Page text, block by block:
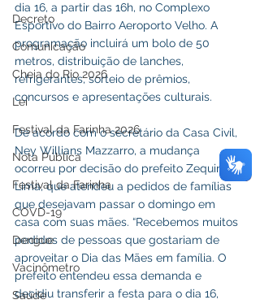
Decreto
Comunicação
Cheia do Rio 2026
Lei
Festival da Farinha 2026
Nota Pública
Festival da Farinha
COVD-19
Dengue
Vacinômetro
Saúde
dia 16, a partir das 16h, no Complexo
Esportivo do Bairro Aeroporto Velho. A
programação incluirá um bolo de 50
metros, distribuição de lanches,
refrigerantes, sorteio de prêmios,
concursos e apresentações culturais.
De acordo com o secretário da Casa Civil,
Ney Willians Mazzarro, a mudança
ocorreu por decisão do prefeito Zequinha
Lima, que atendeu a pedidos de famílias
que desejavam passar o domingo em
casa com suas mães. “Recebemos muitos
pedidos de pessoas que gostariam de
aproveitar o Dia das Mães em família. O
prefeito entendeu essa demanda e
decidiu transferir a festa para o dia 16,